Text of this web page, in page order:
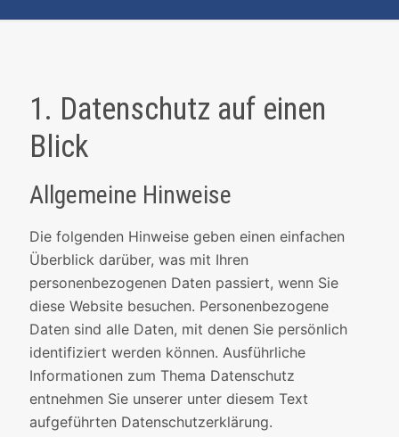
1. Datenschutz auf einen
Blick
Allgemeine Hinweise
Die folgenden Hinweise geben einen einfachen
Überblick darüber, was mit Ihren
personenbezogenen Daten passiert, wenn Sie
diese Website besuchen. Personenbezogene
Daten sind alle Daten, mit denen Sie persönlich
identifiziert werden können. Ausführliche
Informationen zum Thema Datenschutz
entnehmen Sie unserer unter diesem Text
aufgeführten Datenschutzerklärung.